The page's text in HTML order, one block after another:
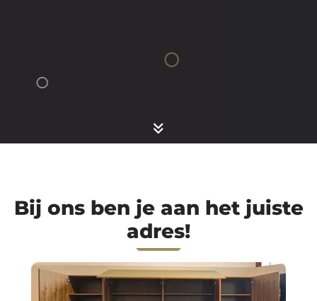
Bij ons ben je aan het juiste
adres!